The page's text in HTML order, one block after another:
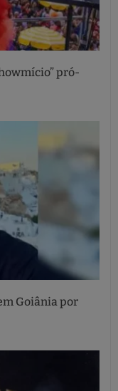
pró-
Goiânia por